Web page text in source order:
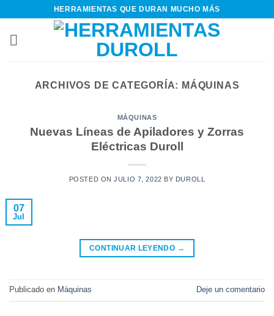
contenido
HERRAMIENTAS QUE DURAN MUCHO MÁS
ARCHIVOS DE CATEGORÍA: MÁQUINAS
MÁQUINAS
Nuevas Líneas de Apiladores y Zorras
Eléctricas Duroll
POSTED ONJULIO 7, 2022 BY DUROLL
07
Jul
CONTINUAR LEYENDO →
Publicado en Máquinas Deje un comentario